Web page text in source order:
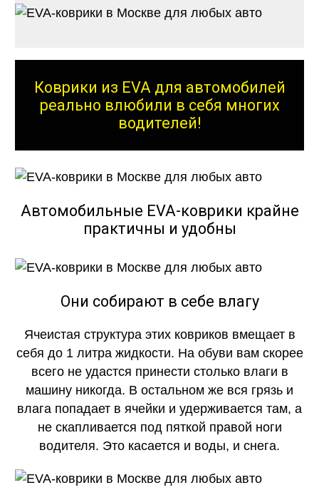
Коврики из EVA для автомобилей
реально влюбили в себя многих
водителей!
Автомобильные EVA-коврики крайне
практичны и удобны
Они собирают в себе влагу
Ячеистая структура этих ковриков вмещает в
себя до 1 литра жидкости. На обуви вам скорее
всего не удастся принести столько влаги в
машину никогда. В остальном же вся грязь и
влага попадает в ячейки и удерживается там, а
не скапливается под пяткой правой ноги
водителя. Это касается и воды, и снега.